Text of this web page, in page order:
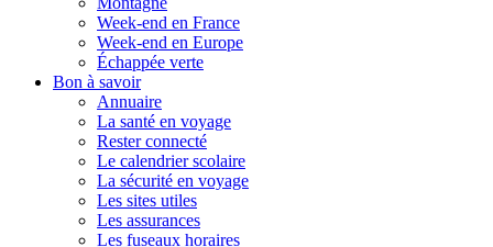
Week-end en France
Week-end en Europe
Échappée verte
Bon à savoir
Annuaire
La santé en voyage
Rester connecté
Le calendrier scolaire
La sécurité en voyage
Les sites utiles
Les assurances
Les fuseaux horaires